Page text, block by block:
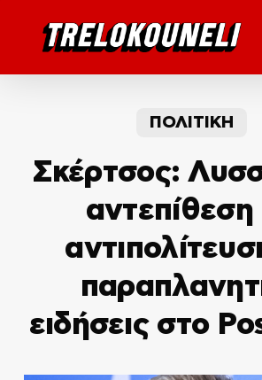
ΠΟΛΙΤΙΚΗ
Σκέρτσος:
αντεπίθεση
ειδήσεις στο